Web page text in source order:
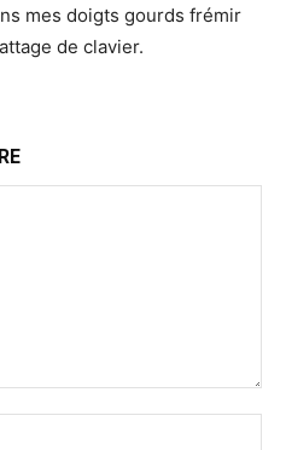
mes doigts gourds frémir
de clavier.